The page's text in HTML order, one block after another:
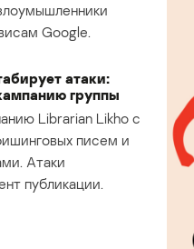
Google.
атаки:
группы
Librarian Likho с
писем и
Атаки
публикации.